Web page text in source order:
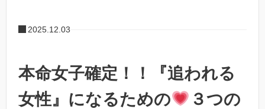
2025.12.03
本命女子確定！！『追われる
女性』になるための
３つの